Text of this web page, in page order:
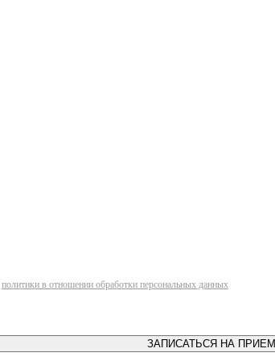
политики в отношении обработки персональных данных
ЗАПИСАТЬСЯ НА ПРИЕМ